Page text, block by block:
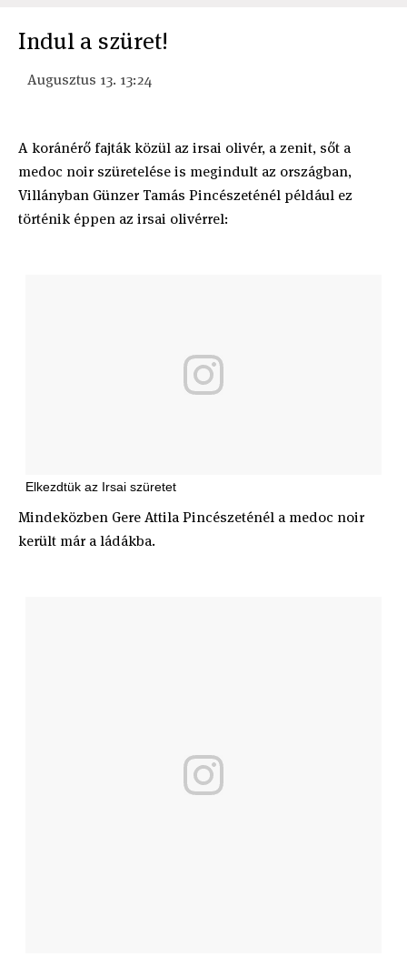
Indul a szüret!
Augusztus 13. 13:24
A koránérő fajták közül az irsai olivér, a zenit, sőt a
medoc noir szüretelése is megindult az országban,
Villányban Günzer Tamás Pincészeténél például ez
történik éppen az irsai olivérrel:
Elkezdtük az Irsai szüretet
Mindeközben Gere Attila Pincészeténél a medoc noir
került már a ládákba.